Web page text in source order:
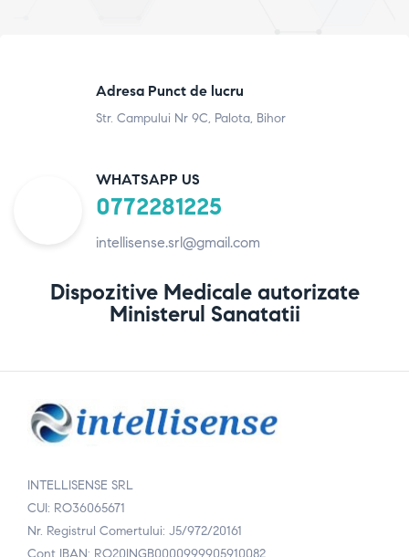
Adresa Punct de lucru
Str. Campului Nr 9C, Palota, Bihor
WHATSAPP US
0772281225
intellisense.srl@gmail.com
Dispozitive Medicale autorizate
Ministerul Sanatatii
INTELLISENSE SRL
CUI: RO36065671
Nr. Registrul Comertului: J5/972/20161
Cont IBAN: RO20INGB0000999905910082